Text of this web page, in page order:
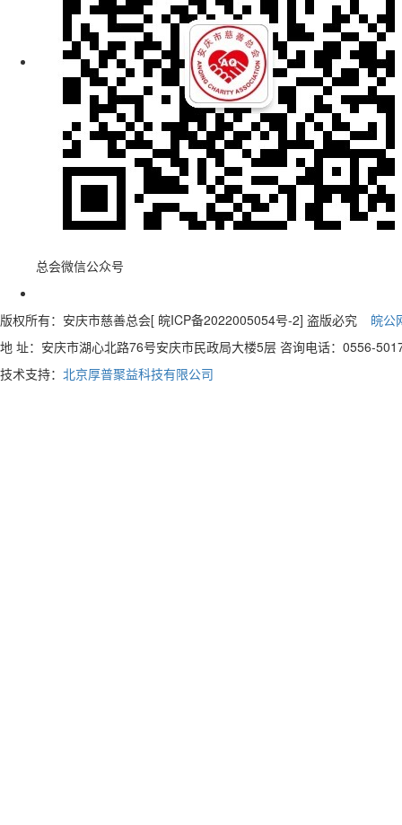
总会微信公众号
版权所有：安庆市慈善总会[ 皖ICP备2022005054号-2] 盗版必究
皖公
地 址：安庆市湖心北路76号安庆市民政局大楼5层 咨询电话：0556-
技术支持： 北京厚普聚益科技有限公司